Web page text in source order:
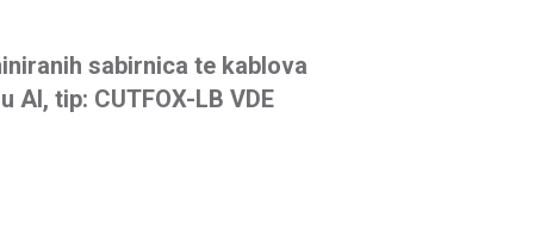
sabirnica te kablova
Al, tip: CUTFOX-LB VDE